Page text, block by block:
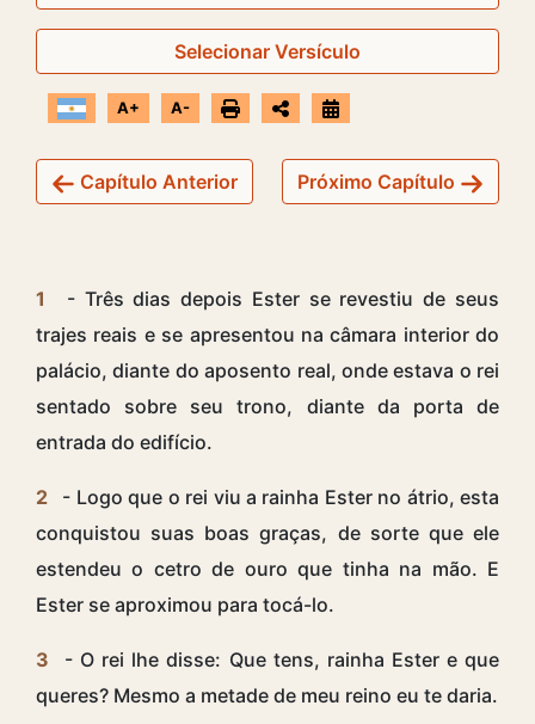
Selecionar Versículo
A+ A-
Capítulo Anterior Próximo Capítulo
1
- Três dias depois Ester se revestiu de seus
trajes reais e se apresentou na câmara interior do
palácio, diante do aposento real, onde estava o rei
sentado sobre seu trono, diante da porta de
entrada do edifício.
2
- Logo que o rei viu a rainha Ester no átrio, esta
conquistou suas boas graças, de sorte que ele
estendeu o cetro de ouro que tinha na mão. E
Ester se aproximou para tocá-lo.
3
- O rei lhe disse: Que tens, rainha Ester e que
queres? Mesmo a metade de meu reino eu te daria.